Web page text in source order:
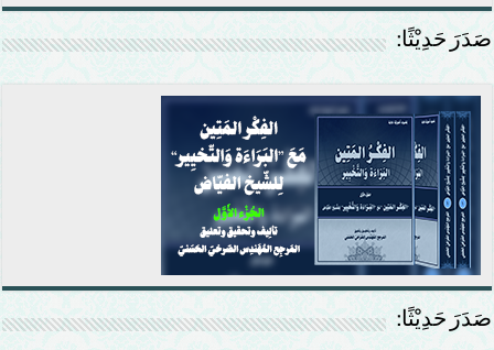
صَدَرَ حَدِيْثًا:
صَدَرَ حَدِيْثًا: